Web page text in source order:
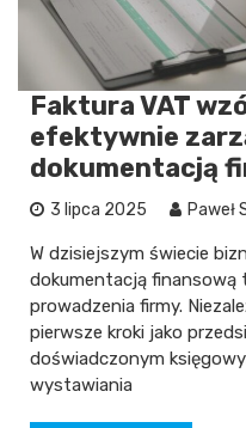
Faktura VAT
efektywnie
dokumentacją
3 lipca 2025 Paweł
W dzisiejszym świecie
dokumentacją
prowadzenia firmy.
pierwsze kroki jako
doświadczonym
wystawiania